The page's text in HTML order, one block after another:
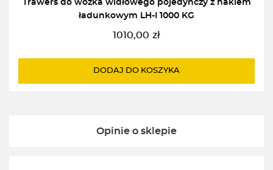
Trawers do wózka widłowego pojedynczy z hakiem
ładunkowym LH-I 1000 KG
1010,00 zł
DODAJ DO KOSZYKA
Opinie o sklepie